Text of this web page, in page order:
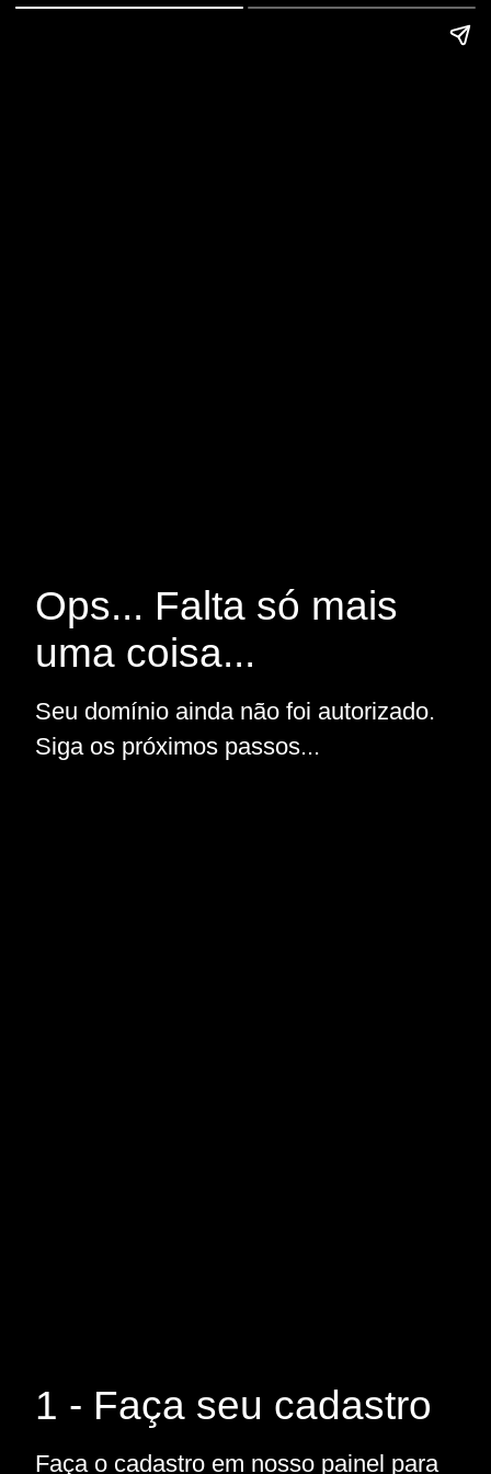
Ops... Falta só mais
uma coisa...
Seu domínio ainda não foi autorizado.
Siga os próximos passos...
1 - Faça seu cadastro
Faça o cadastro em nosso painel para